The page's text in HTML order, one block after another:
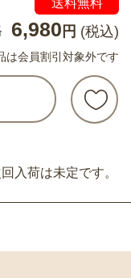
6,980 円 (税込)
は会員割引対象外です
入荷は未定です。